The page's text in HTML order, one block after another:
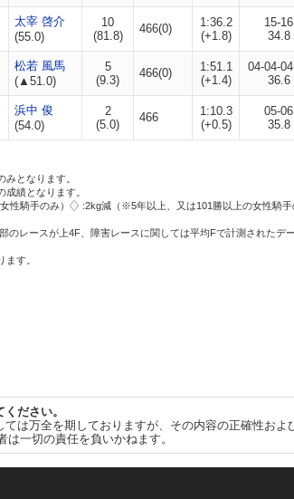
太宰 啓介
(55.0)
10
(81.8)
466(0)
1:36.2
(+1.8)
15-16
34.8
松若 風馬
(▲51.0)
5
(9.3)
466(0)
1:51.1
(+1.4)
04-04-
36.6
浜中 俊
(54.0)
2
(5.0)
466
1:10.3
(+0.5)
05-06
35.8
となります。
績となります。
性騎手のみ）
:2kg減（※5年以上、又は101勝以上の女性騎手
レースが上4F、障害レースに関しては平均Fで計測されたデ
す。
ださい。
は万全を期しておりますが、その内容の正確性お
一切の責任を負いかねます。